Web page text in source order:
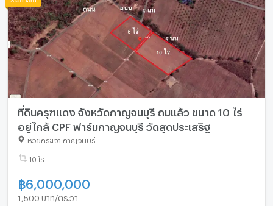
ที่ดินครุฑแดง จังหวัดกาญจนบุรี ถมแล้ว ขนาด 10 ไร่
อยู่ไกล้ CPF ฟาร์มกาญจนบุรี วัดสุดประเสริฐ
ห้วยกระเจา กาญจนบุรี
10 ไร่
฿6,000,000
1,500 บาท/ตร.วา